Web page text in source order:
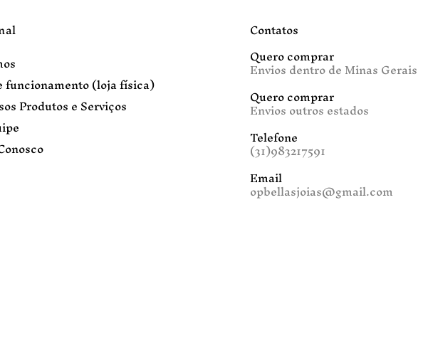
funcionamento (loja física)
Produtos e Serviços
Contatos
Quero comprar
Envios dentro de Minas Gerais
Quero comprar
Envios outros estados
Telefone
(31)983217591
Email
opbellasjoias@gmail.com